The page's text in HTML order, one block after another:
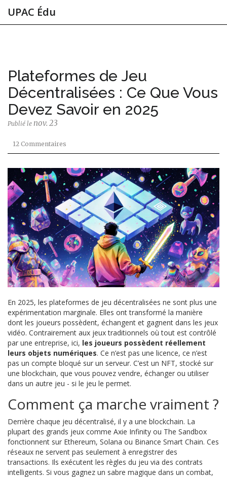
UPAC Édu
Plateformes de Jeu
Décentralisées : Ce Que Vous
Devez Savoir en 2025
Publié le nov. 23
12 Commentaires
En 2025, les plateformes de jeu décentralisées ne sont plus une
expérimentation marginale. Elles ont transformé la manière
dont les joueurs possèdent, échangent et gagnent dans les jeux
vidéo. Contrairement aux jeux traditionnels où tout est contrôlé
par une entreprise, ici, les joueurs possèdent réellement
leurs objets numériques. Ce n’est pas une licence, ce n’est
pas un compte bloqué sur un serveur. C’est un NFT, stocké sur
une blockchain, que vous pouvez vendre, échanger ou utiliser
dans un autre jeu - si le jeu le permet.
Comment ça marche vraiment ?
Derrière chaque jeu décentralisé, il y a une blockchain. La
plupart des grands jeux comme Axie Infinity ou The Sandbox
fonctionnent sur Ethereum, Solana ou Binance Smart Chain. Ces
réseaux ne servent pas seulement à enregistrer des
transactions. Ils exécutent les règles du jeu via des contrats
intelligents. Si vous gagnez un sabre magique dans un combat,